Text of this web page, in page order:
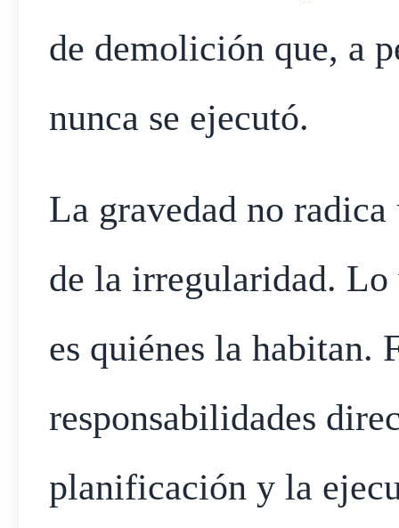
de demolición que, a
nunca se ejecutó.
La gravedad no
de la irregularidad. Lo
es quiénes la habitan.
responsabilidades
planificación y la